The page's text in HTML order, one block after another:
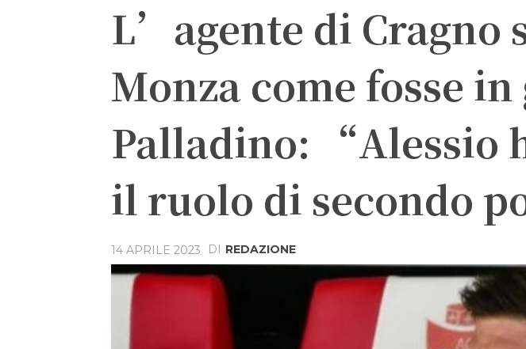
L’agente di Cragno
Monza come fosse
Palladino: “Alessio
il ruolo di secondo
14 APRILE 2023 DI REDAZIONE